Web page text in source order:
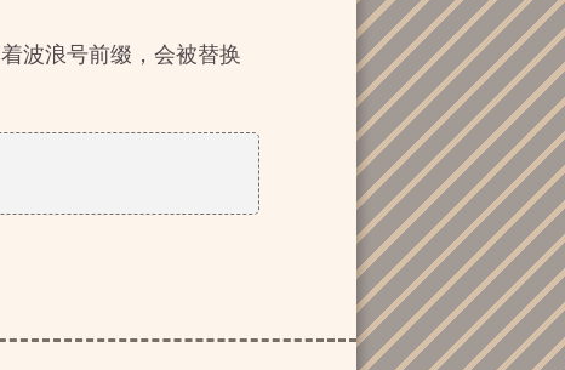
波浪号前缀，会被替换